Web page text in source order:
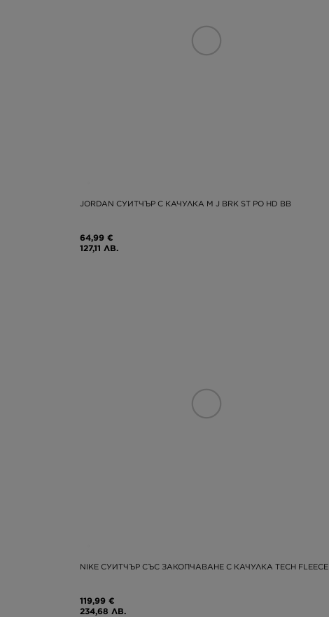
JORDAN СУИТЧЪР С КАЧУЛКА M J BRK ST PO HD BB
64,99 €
127,11 ЛВ.
NIKE СУИТЧЪР СЪС ЗАКОПЧАВАНЕ С КАЧУЛКА TECH FLEECE
119,99 €
234,68 ЛВ.